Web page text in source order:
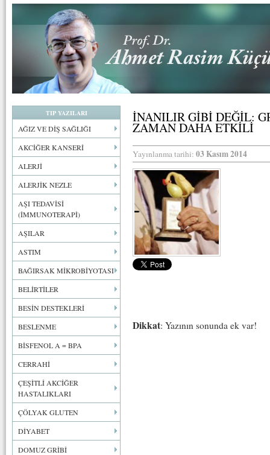
TIP YAZILARI
AĞIZ VE DİŞ SAĞLIĞI
AKCİĞER KANSERİ
ALERJİ
ALERJİK NEZLE
AŞI TEDAVİSİ
(İMMUNOTERAPİ)
AŞILAR
ASTIM
BAĞIRSAK MİKROBİYOTASI
BELİRTİLER
BESİN DESTEKLERİ
BESLENME
BİSFENOL A = BPA
CERRAHİ
ÇEŞİTLİ AKCİĞER
HASTALIKLARI
ÇÖLYAK GLUTEN
DİYABET
DOMUZ GRİBİ
İNANILIR GİBİ DEĞİL:
ZAMAN DAHA ETKİLİ
Yayınlanma tarihi: 03 Kasım 2014
Dikkat: Yazının sonunda ek var!